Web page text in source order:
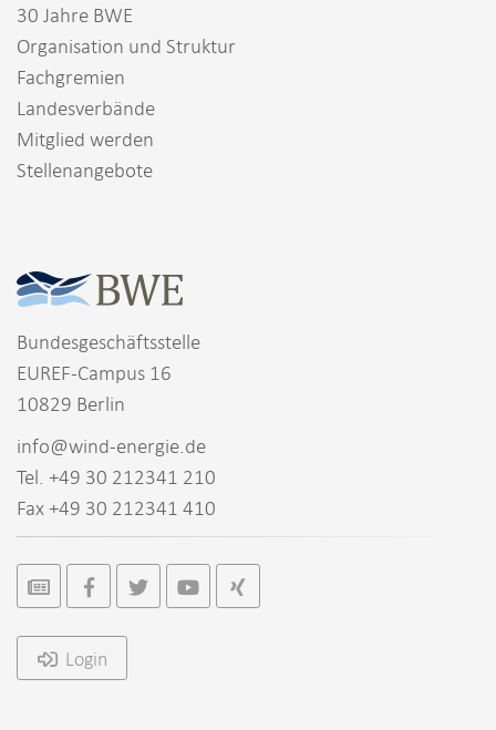
30 Jahre BWE
Organisation und Struktur
Fachgremien
Landesverbände
Mitglied werden
Stellenangebote
Bundesgeschäftsstelle
EUREF-Campus 16
10829 Berlin
info@wind-energie.de
Tel. +49 30 212341 210
Fax +49 30 212341 410
Login